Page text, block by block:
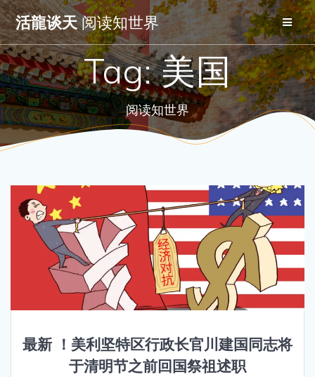
Skip
to
content
活龍谈天阅读知世界
Tag:美国
阅读知世界
最新 ！美利坚特区行政长官川建国同志将
于清明节之前回国祭祖述职